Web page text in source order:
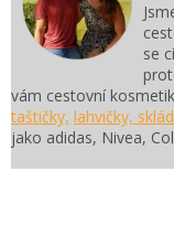
se
vám cestovní
taštičky, lahvičky,
jako adidas, Nivea,